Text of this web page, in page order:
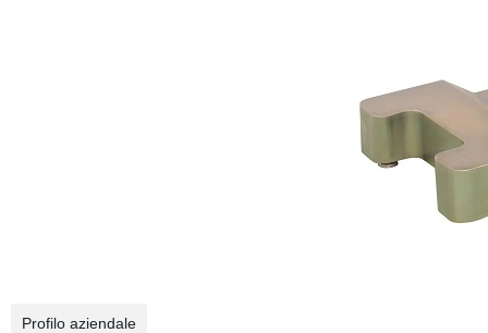
Profilo aziendale